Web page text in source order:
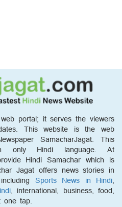
portal; it serves the viewers
This website is the web
SamacharJagat. This
only Hindi language. At
Hindi Samachar which is
Jagat offers news stories in
Sports News in Hindi,
, international, business, food,
one tap.